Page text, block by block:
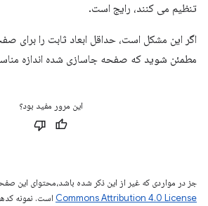
تنظیم می کنند، رایج است.
اگر این مشکل است، حداقل ابعاد ثابت را برای
مطمئن شوید که صفحه جاسازی شده اندازه
این مرور مفید بود؟
جز در مواردی که غیر از این ذکر شده باشد،‌محتوای این
Commons Attribution 4.0 License است. نمونه